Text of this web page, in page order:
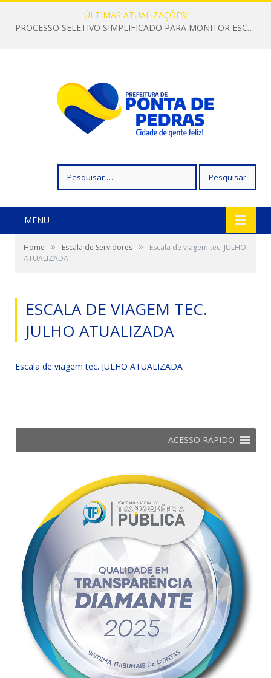
ÚLTIMAS ATUALIZAÇÕES:
PROCESSO SELETIVO SIMPLIFICADO PARA MONITOR ESCOLAR
por:
MENU
Home » Escala de Servidores »
Escala de viagem tec. JULHO
ATUALIZADA
ESCALA DE VIAGEM TEC.
JULHO ATUALIZADA
Escala de viagem tec. JULHO ATUALIZADA
ACESSO RÁPIDO